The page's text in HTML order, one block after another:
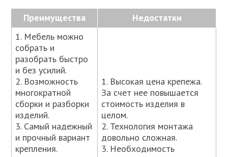
Преимущества
Недостатки
1. Мебель можно
собрать и
разобрать быстро
и без усилий.
2. Возможность
многократной
сборки и разборки
изделий.
3. Самый надежный
и прочный вариант
крепления.
1. Высокая цена крепежа.
За счет нее повышается
стоимость изделия в
целом.
2. Технология монтажа
довольно сложная.
3. Необходимость